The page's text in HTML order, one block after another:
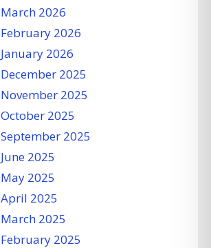
March 2026
February 2026
January 2026
December 2025
November 2025
October 2025
September 2025
June 2025
May 2025
April 2025
March 2025
February 2025